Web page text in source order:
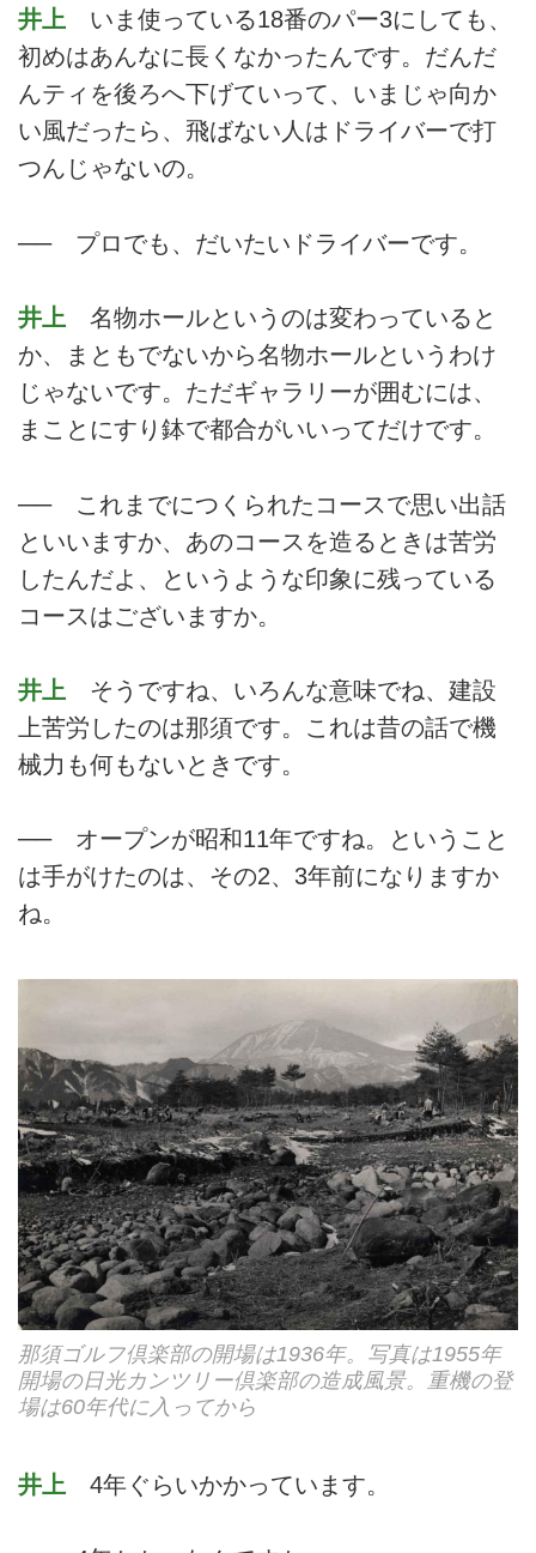
井上 いま使っている18番のパー3にしても、
初めはあんなに長くなかったんです。だんだ
んティを後ろへ下げていって、いまじゃ向か
い風だったら、飛ばない人はドライバーで打
つんじゃないの。
── プロでも、だいたいドライバーです。
井上 名物ホールというのは変わっていると
か、まともでないから名物ホールというわけ
じゃないです。ただギャラリーが囲むには、
まことにすり鉢で都合がいいってだけです。
── これまでにつくられたコースで思い出話
といいますか、あのコースを造るときは苦労
したんだよ、というような印象に残っている
コースはございますか。
井上 そうですね、いろんな意味でね、建設
上苦労したのは那須です。これは昔の話で機
械力も何もないときです。
── オープンが昭和11年ですね。ということ
は手がけたのは、その2、3年前になりますか
ね。
那須ゴルフ倶楽部の開場は1936年。写真は1955年
開場の日光カンツリー倶楽部の造成風景。重機の登
場は60年代に入ってから
井上 4年ぐらいかかっています。